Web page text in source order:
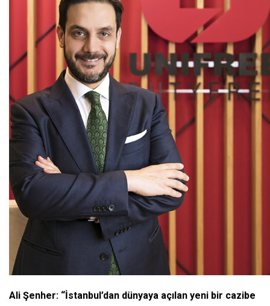
Ali Şenher: “İstanbul’dan dünyaya açılan yeni bir cazibe